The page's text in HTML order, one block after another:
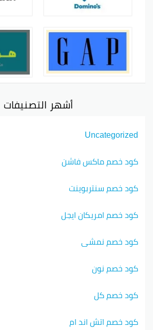
أشهر التصنيفات
Uncategorized
كود خصم ماكس فاشن
كود خصم سنتربوينت
كود خصم امريكان ايجل
كود خصم نمشي
كود خصم نون
كود خصم كل
كود خصم اتش اند ام